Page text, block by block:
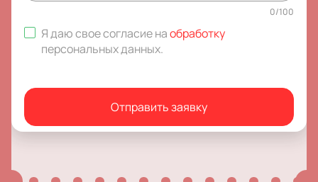
0/100
Я даю свое согласие наобработку
персональных данных.
Отправить заявку